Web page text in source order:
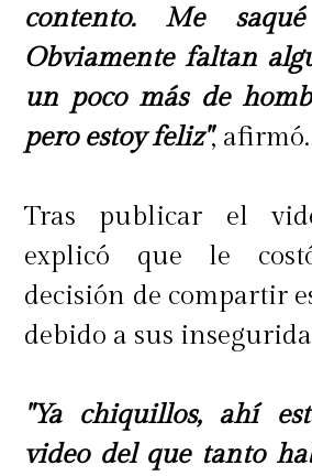
contento. Me
Obviamente faltan
un poco más de
pero estoy feliz", afirmó.
Tras publicar el
explicó que le
decisión de compartir
debido a sus
"Ya chiquillos, ahí
video del que tanto